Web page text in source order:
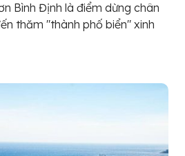
Bình Định là điểm dừng chân
thăm "thành phố biển" xinh